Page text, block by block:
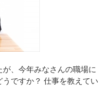
、今年みなさんの職場に
ですか？ 仕事を教えてい